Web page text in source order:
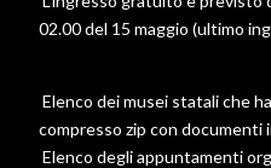
02.00 del 15 maggio (ultimo
Elenco dei musei statali che
compresso zip con documenti
Elenco degli appuntamenti